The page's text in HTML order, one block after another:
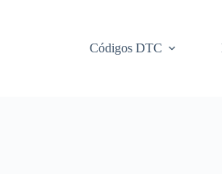
Códigos DTC